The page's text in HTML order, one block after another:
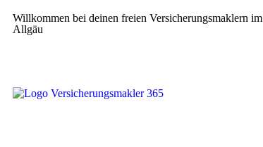
Willkommen bei deinen freien Versicherungsmaklern im
Allgäu